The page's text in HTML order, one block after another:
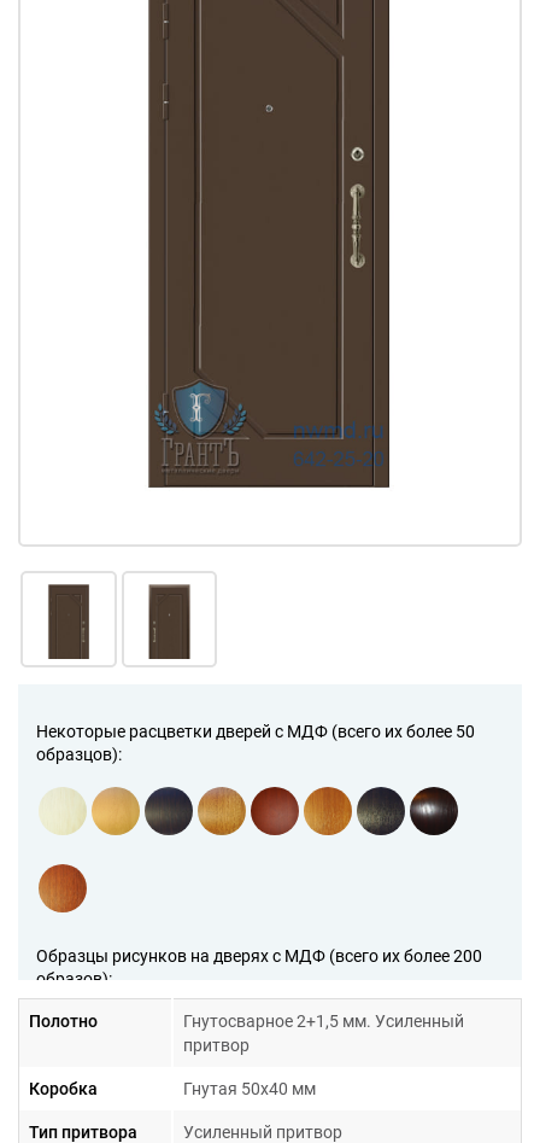
Некоторые расцветки дверей с МДФ (всего их более 50
образцов):
Образцы рисунков на дверях с МДФ (всего их более 200
образов):
Полотно
Гнутосварное 2+1,5 мм. Усиленный
притвор
Коробка Гнутая 50х40 мм
Тип притвора Усиленный притвор